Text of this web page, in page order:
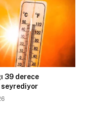
39 derece